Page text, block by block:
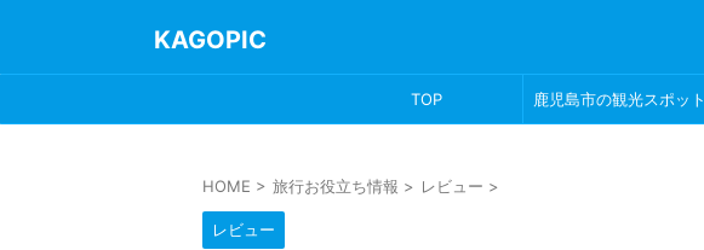
KAGOPIC
TOP 鹿児島市の観光スポット
HOME > 旅行お役立ち情報 > レビュー >
レビュー